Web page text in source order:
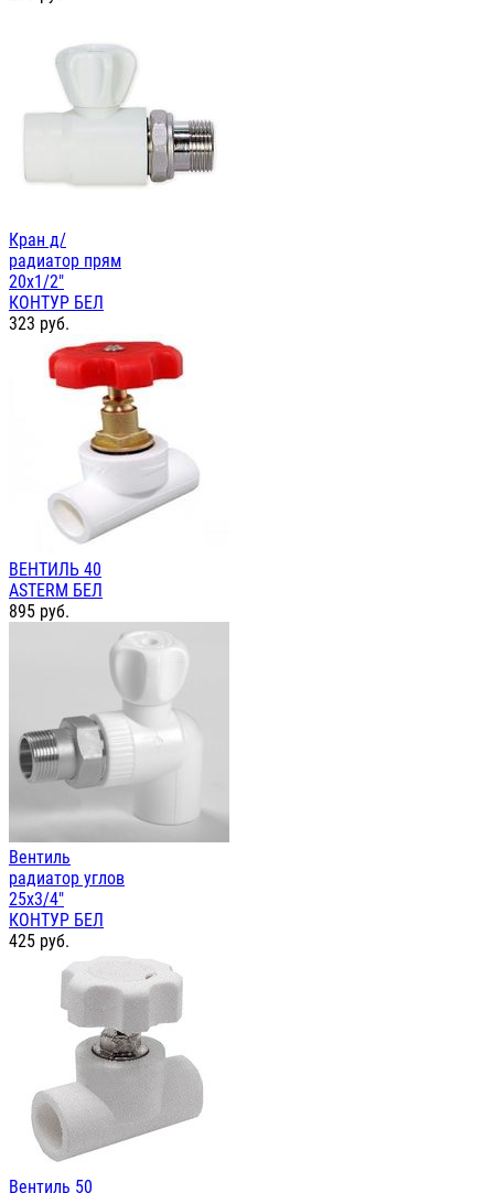
Кран д/
радиатор прям
20х1/2"
КОНТУР БЕЛ
323 руб.
ВЕНТИЛЬ 40
ASTERM БЕЛ
895 руб.
Вентиль
радиатор углов
25х3/4"
КОНТУР БЕЛ
425 руб.
Вентиль 50